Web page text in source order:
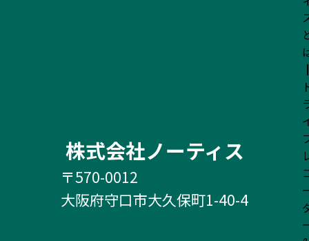
株式会社ノーティス
〒570-0012
大阪府守口市大久保町1-40-4